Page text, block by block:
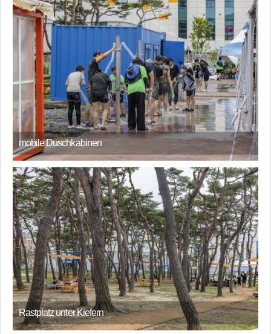
mobile Duschkabinen
Rastplatz unter Kiefern